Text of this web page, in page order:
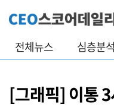
전체뉴스 심층분석
[그래픽] 이통